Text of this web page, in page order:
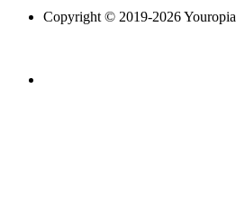
Copyright © 2019-2026 Youropia